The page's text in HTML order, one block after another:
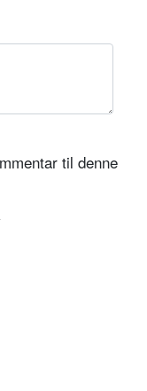
til denne